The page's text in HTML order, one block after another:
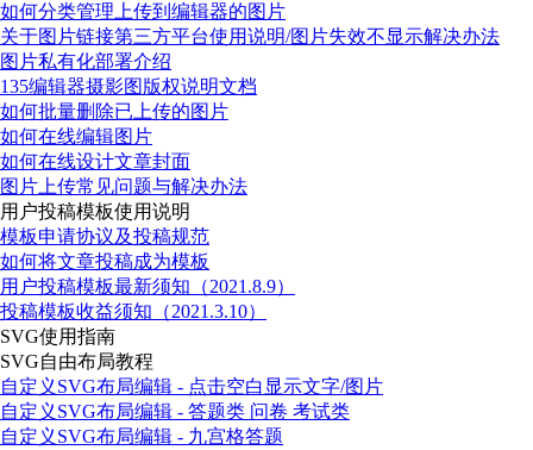
如何分类管理上传到编辑器的图片
关于图片链接第三方平台使用说明/图片失效不显示解决办法
图片私有化部署介绍
135编辑器摄影图版权说明文档
如何批量删除已上传的图片
如何在线编辑图片
如何在线设计文章封面
图片上传常见问题与解决办法
用户投稿模板使用说明
模板申请协议及投稿规范
如何将文章投稿成为模板
用户投稿模板最新须知（2021.8.9）
投稿模板收益须知（2021.3.10）
SVG使用指南
SVG自由布局教程
自定义SVG布局编辑 - 点击空白显示文字/图片
自定义SVG布局编辑 - 答题类 问卷 考试类
自定义SVG布局编辑 - 九宫格答题